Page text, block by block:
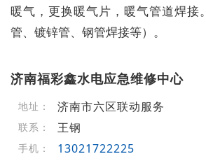
暖气，更换暖气片，暖气管道焊接
管、镀锌管、钢管焊接等）。
济南福彩鑫水电应急维修中心
地址： 济南市六区联动服务
联系： 王钢
手机： 13021722225